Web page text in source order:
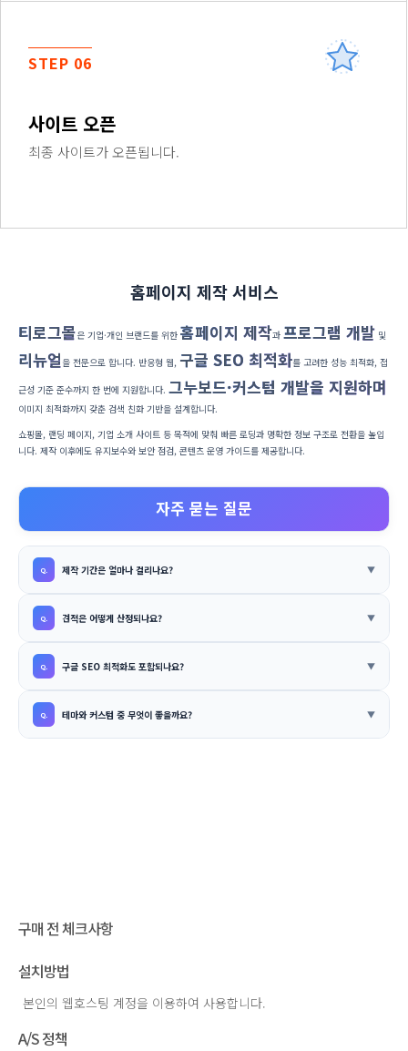
STEP 06
사이트 오픈
최종 사이트가 오픈됩니다.
홈페이지 제작 서비스
티로그몰은 기업·개인 브랜드를 위한 홈페이지 제작과 프로그램 개발 및
리뉴얼 을 전문으로 합니다. 반응형 웹, 구글 SEO 최적화를 고려한 성능 최적화, 접
근성 기준 준수까지 한 번에 지원합니다. 그누보드·커스텀 개발을 지원하며
이미지 최적화까지 갖춘 검색 친화 기반을 설계합니다.
쇼핑몰, 랜딩 페이지, 기업 소개 사이트 등 목적에 맞춰 빠른 로딩과 명확한 정보 구조로 전환을 높입
니다. 제작 이후에도 유지보수와 보안 점검, 콘텐츠 운영 가이드를 제공합니다.
자주 묻는 질문
제작 기간은 얼마나 걸리나요?
견적은 어떻게 산정되나요?
구글 SEO 최적화도 포함되나요?
테마와 커스텀 중 무엇이 좋을까요?
구매 전 체크사항
설치방법
본인의 웹호스팅 계정을 이용하여 사용합니다.
A/S 정책